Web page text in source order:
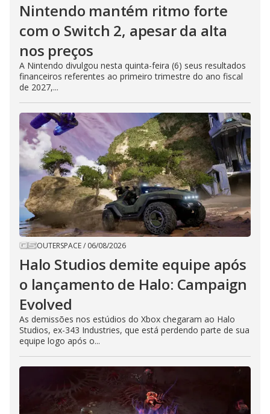
Nintendo mantém ritmo forte
com o Switch 2, apesar da alta
nos preços
A Nintendo divulgou nesta quinta-feira (6) seus resultados
financeiros referentes ao primeiro trimestre do ano fiscal
de 2027,...
OUTERSPACE/ 06/08/2026
Halo Studios demite equipe após
o lançamento de Halo: Campaign
Evolved
As demissões nos estúdios do Xbox chegaram ao Halo
Studios, ex-343 Industries, que está perdendo parte de sua
equipe logo após o...